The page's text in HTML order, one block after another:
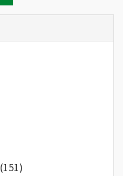
(151)